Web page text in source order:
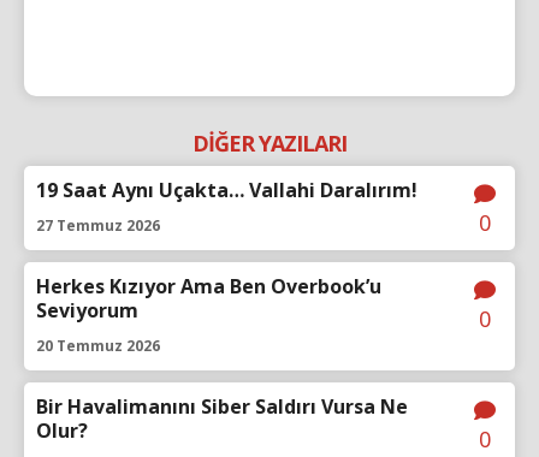
DİĞER YAZILARI
19 Saat Aynı Uçakta… Vallahi Daralırım!
27 Temmuz 2026 0
Herkes Kızıyor Ama Ben Overbook’u
Seviyorum
20 Temmuz 2026
0
Bir Havalimanını Siber Saldırı Vursa Ne
Olur?
0